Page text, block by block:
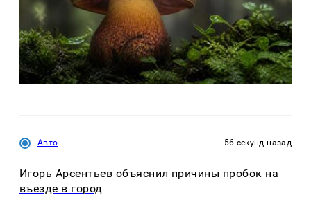
Авто 56 секунд назад
Игорь Арсентьев объяснил причины пробок на
въезде в город